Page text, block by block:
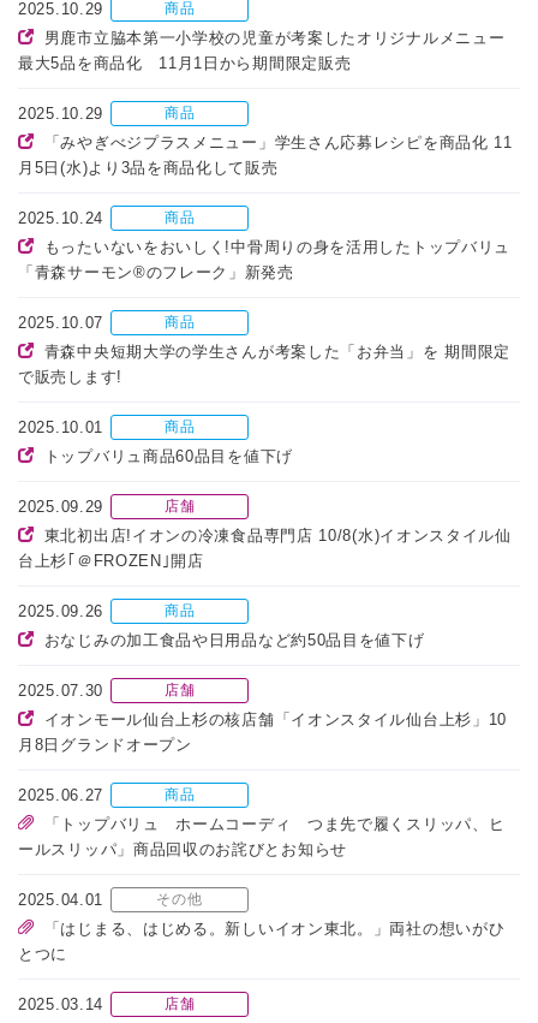
2025.10.29 商品
男鹿市立脇本第一小学校の児童が考案したオリジナルメニュー
最大5品を商品化 11月1日から期間限定販売
2025.10.29 商品
「みやぎべジプラスメニュー」学生さん応募レシピを商品化 11
月5日(水)より3品を商品化して販売
2025.10.24 商品
もったいないをおいしく!中骨周りの身を活用したトップバリュ
「青森サーモン®のフレーク」新発売
2025.10.07 商品
青森中央短期大学の学生さんが考案した「お弁当」を 期間限定
で販売します!
2025.10.01 商品
トップバリュ商品60品目を値下げ
2025.09.29 店舗
東北初出店!イオンの冷凍食品専門店 10/8(水)イオンスタイル仙
台上杉｢＠FROZEN｣開店
2025.09.26 商品
おなじみの加工食品や日用品など約50品目を値下げ
2025.07.30 店舗
イオンモール仙台上杉の核店舗「イオンスタイル仙台上杉」10
月8日グランドオープン
2025.06.27 商品
「トップバリュ ホームコーディ つま先で履くスリッパ、ヒ
ールスリッパ」商品回収のお詫びとお知らせ
2025.04.01 その他
「はじまる、はじめる。新しいイオン東北。」両社の想いがひ
とつに
2025.03.14 店舗